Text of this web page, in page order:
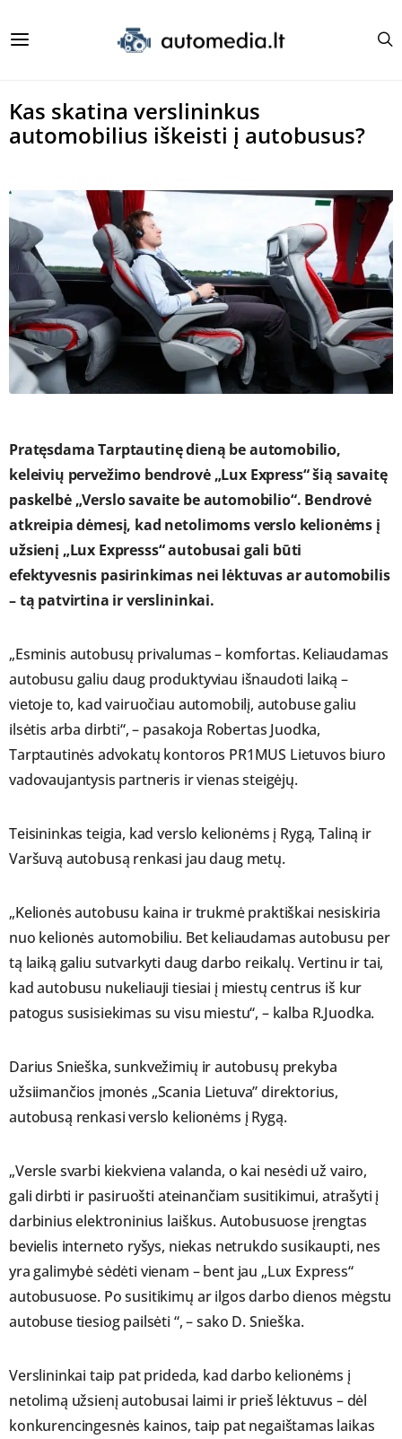
Kas skatina verslininkus
automobilius iškeisti į autobusus?
Pratęsdama Tarptautinę dieną be automobilio,
keleivių pervežimo bendrovė „Lux Express“ šią savaitę
paskelbė „Verslo savaite be automobilio“. Bendrovė
atkreipia dėmesį, kad netolimoms verslo kelionėms į
užsienį „Lux Expresss“ autobusai gali būti
efektyvesnis pasirinkimas nei lėktuvas ar automobilis
– tą patvirtina ir verslininkai.
„Esminis autobusų privalumas – komfortas. Keliaudamas
autobusu galiu daug produktyviau išnaudoti laiką –
vietoje to, kad vairuočiau automobilį, autobuse galiu
ilsėtis arba dirbti“, – pasakoja Robertas Juodka,
Tarptautinės advokatų kontoros PR1MUS Lietuvos biuro
vadovaujantysis partneris ir vienas steigėjų.
Teisininkas teigia, kad verslo kelionėms į Rygą, Taliną ir
Varšuvą autobusą renkasi jau daug metų.
„Kelionės autobusu kaina ir trukmė praktiškai nesiskiria
nuo kelionės automobiliu. Bet keliaudamas autobusu per
tą laiką galiu sutvarkyti daug darbo reikalų. Vertinu ir tai,
kad autobusu nukeliauji tiesiai į miestų centrus iš kur
patogus susisiekimas su visu miestu“, – kalba R.Juodka.
Darius Snieška, sunkvežimių ir autobusų prekyba
užsiimančios įmonės „Scania Lietuva” direktorius,
autobusą renkasi verslo kelionėms į Rygą.
„Versle svarbi kiekviena valanda, o kai nesėdi už vairo,
gali dirbti ir pasiruošti ateinančiam susitikimui, atrašyti į
darbinius elektroninius laiškus. Autobusuose įrengtas
bevielis interneto ryšys, niekas netrukdo susikaupti, nes
yra galimybė sėdėti vienam – bent jau „Lux Express“
autobusuose. Po susitikimų ar ilgos darbo dienos mėgstu
autobuse tiesiog pailsėti “, – sako D. Snieška.
Verslininkai taip pat prideda, kad darbo kelionėms į
netolimą užsienį autobusai laimi ir prieš lėktuvus – dėl
konkurencingesnės kainos, taip pat negaištamas laikas